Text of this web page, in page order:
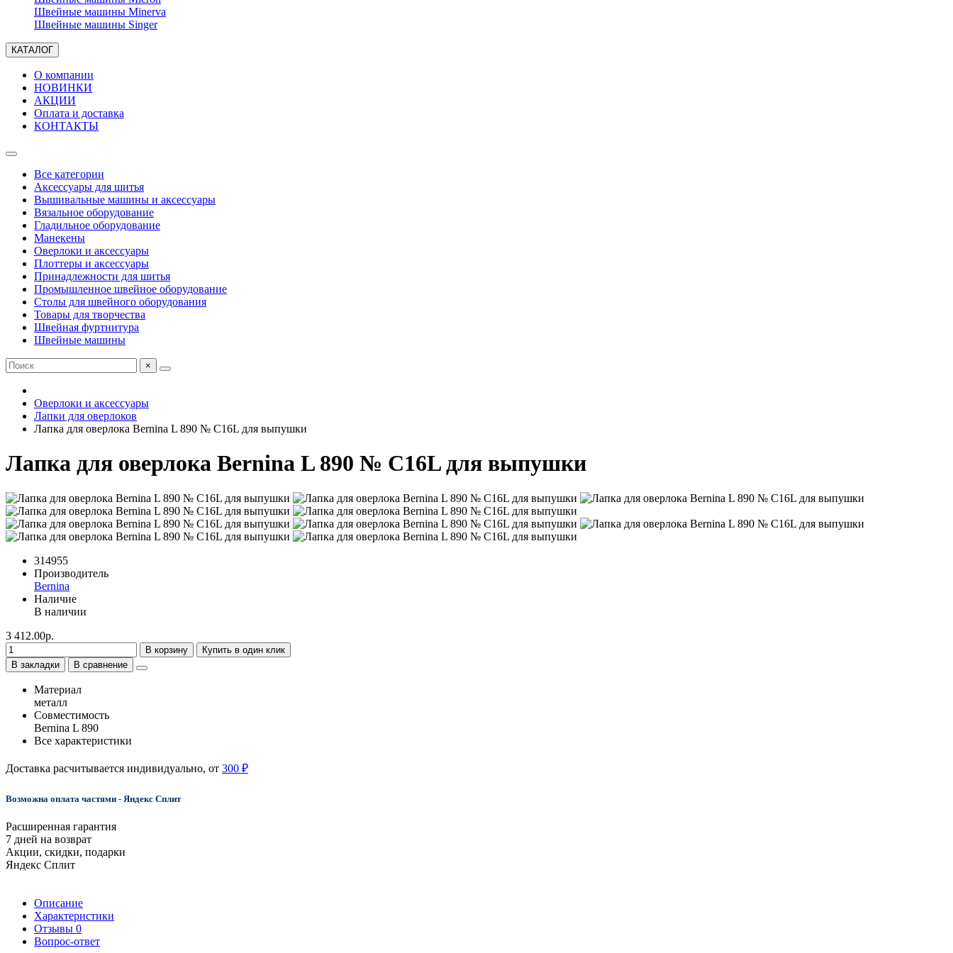
Швейные машины Minerva
Швейные машины Singer
КАТАЛОГ
О компании
НОВИНКИ
АКЦИИ
Оплата и доставка
КОНТАКТЫ
Все категории
Аксессуары для шитья
Вышивальные машины и аксессуары
Вязальное оборудование
Гладильное оборудование
Манекены
Оверлоки и аксессуары
Плоттеры и аксессуары
Принадлежности для шитья
Промышленное швейное оборудование
Столы для швейного оборудования
Товары для творчества
Швейная фуртнитура
Швейные машины
×
Оверлоки и аксессуары
Лапки для оверлоков
Лапка для оверлока Bernina L 890 № C16L для выпушки
Лапка для оверлока Bernina L 890 № C16L для выпушки
314955
Производитель
Bernina
Наличие
В наличии
3 412.00р.
В корзину
Купить в один клик
В закладки
В сравнение
Материал
металл
Совместимость
Bernina L 890
Все характеристики
Доставка расчитывается индивидуально, от 300 ₽
Возможна оплата частями - Яндекс Сплит
Расширенная гарантия
7 дней на возврат
Акции, скидки, подарки
Яндекс Сплит
Описание
Характеристики
Отзывы 0
Вопрос-ответ